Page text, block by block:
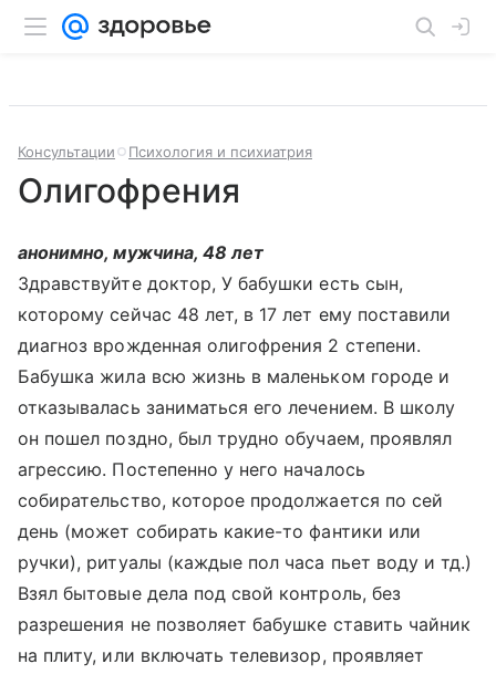
Консультации Психология и психиатрия
Олигофрения
анонимно, мужчина, 48 лет
Здравствуйте доктор, У бабушки есть сын,
которому сейчас 48 лет, в 17 лет ему поставили
диагноз врожденная олигофрения 2 степени.
Бабушка жила всю жизнь в маленьком городе и
отказывалась заниматься его лечением. В школу
он пошел поздно, был трудно обучаем, проявлял
агрессию. Постепенно у него началось
собирательство, которое продолжается по сей
день (может собирать какие-то фантики или
ручки), ритуалы (каждые пол часа пьет воду и тд.)
Взял бытовые дела под свой контроль, без
разрешения не позволяет бабушке ставить чайник
на плиту, или включать телевизор, проявляет